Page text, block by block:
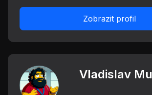
Zobrazit profil
Vladislav